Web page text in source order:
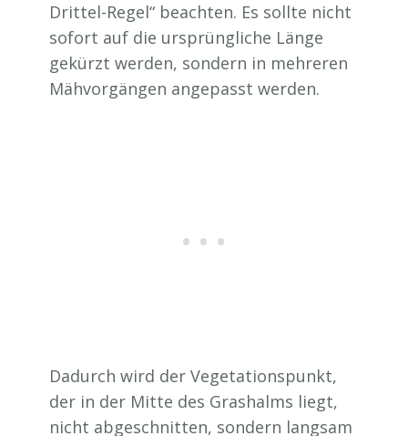
Drittel-Regel“ beachten. Es sollte nicht
sofort auf die ursprüngliche Länge
gekürzt werden, sondern in mehreren
Mähvorgängen angepasst werden.
Dadurch wird der Vegetationspunkt,
der in der Mitte des Grashalms liegt,
nicht abgeschnitten, sondern langsam